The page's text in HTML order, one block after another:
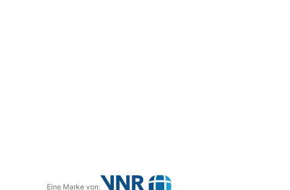
Eine Marke von: